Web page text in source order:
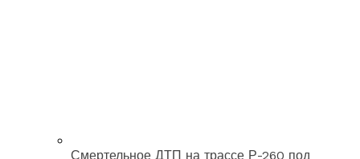
Смертельное ДТП на трассе Р-260 под